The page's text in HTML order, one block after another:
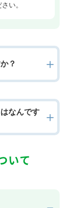
い。
？
なんです
いて